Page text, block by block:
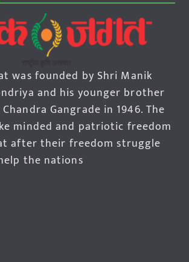
was founded by Shri Manik
and his younger brother
Gangrade in 1946. The
minded and patriotic freedom
after their freedom struggle
the nations